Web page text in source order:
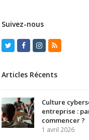
Suivez-nous
TwitterFacebook
Instagram
RSS
Articles Récents
Culture
entreprise :
commencer ?
1 avril 2026